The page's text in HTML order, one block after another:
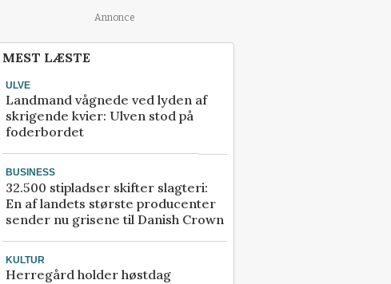
Annonce
MEST LÆSTE
ULVE
Landmand vågnede ved lyden af
skrigende kvier: Ulven stod på
foderbordet
BUSINESS
32.500 stipladser skifter slagteri:
En af landets største producenter
sender nu grisene til Danish Crown
KULTUR
Herregård holder høstdag